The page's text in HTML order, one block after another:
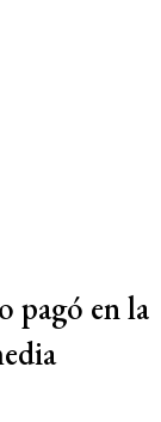
pagó en la